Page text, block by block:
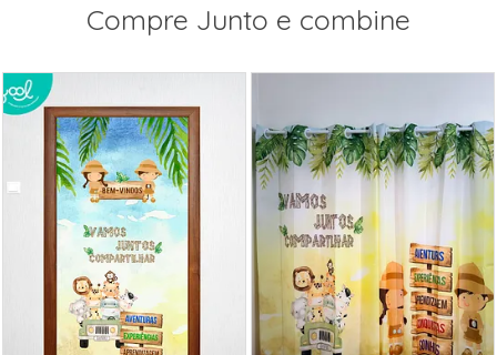
Compre Junto e combine